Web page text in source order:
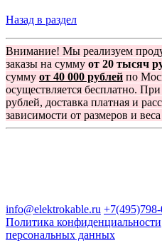
Назад в раздел
Внимание! Мы реализуем
заказы на сумму от 20 тысяч
сумму от 40 000 рублей по
осуществляется бесплатно.
рублей, доставка платная и
зависимости от размеров и
info@elektrokable.ru
Политика конфиденциальности
персональных данных